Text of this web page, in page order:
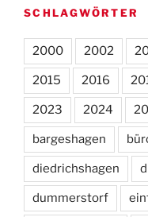
SCHLAGWÖRTER
2000 2002
2015 2016
2023 2024
bargeshagen
diedrichshagen
dummerstorf